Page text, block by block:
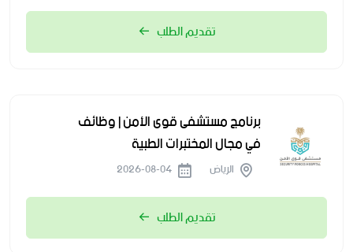
تقديم الطلب
برنامج مستشفى قوى الأمن | وظائف
في مجال المختبرات الطبية
الرياض
تقديم الطلب